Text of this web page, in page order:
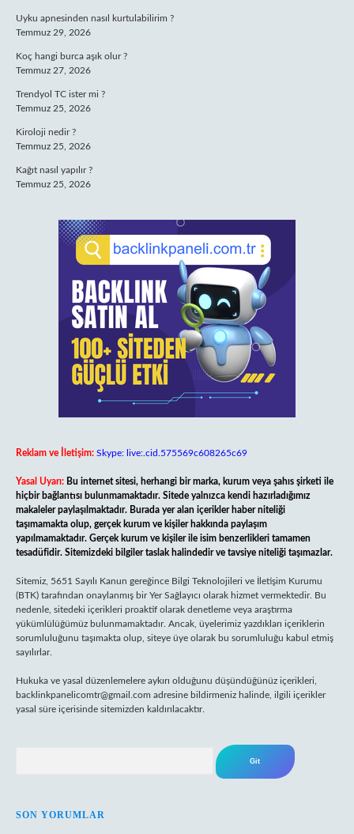
Uyku apnesinden nasıl kurtulabilirim ?
Temmuz 29, 2026
Koç hangi burca aşık olur ?
Temmuz 27, 2026
Trendyol TC ister mi ?
Temmuz 25, 2026
Kiroloji nedir ?
Temmuz 25, 2026
Kağıt nasıl yapılır ?
Temmuz 25, 2026
Reklam ve İletişim: Skype: live:.cid.575569c608265c69
Yasal Uyarı: Bu internet sitesi, herhangi bir marka, kurum veya şahıs şirketi ile
hiçbir bağlantısı bulunmamaktadır. Sitede yalnızca kendi hazırladığımız
makaleler paylaşılmaktadır. Burada yer alan içerikler haber niteliği
taşımamakta olup, gerçek kurum ve kişiler hakkında paylaşım
yapılmamaktadır. Gerçek kurum ve kişiler ile isim benzerlikleri tamamen
tesadüfidir. Sitemizdeki bilgiler taslak halindedir ve tavsiye niteliği taşımazlar.
Sitemiz, 5651 Sayılı Kanun gereğince Bilgi Teknolojileri ve İletişim Kurumu
(BTK) tarafından onaylanmış bir Yer Sağlayıcı olarak hizmet vermektedir. Bu
nedenle, sitedeki içerikleri proaktif olarak denetleme veya araştırma
yükümlülüğümüz bulunmamaktadır. Ancak, üyelerimiz yazdıkları içeriklerin
sorumluluğunu taşımakta olup, siteye üye olarak bu sorumluluğu kabul etmiş
sayılırlar.
Hukuka ve yasal düzenlemelere aykırı olduğunu düşündüğünüz içerikleri,
backlinkpanelicomtr@gmail.com adresine bildirmeniz halinde, ilgili içerikler
yasal süre içerisinde sitemizden kaldırılacaktır.
SON YORUMLAR